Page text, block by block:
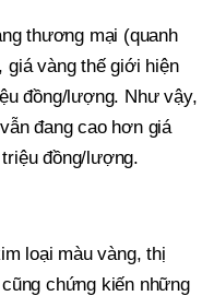
thương mại (quanh
giá vàng thế giới hiện
đồng/lượng. Như vậy,
đang cao hơn giá
đồng/lượng.
loại màu vàng, thị
chứng kiến những